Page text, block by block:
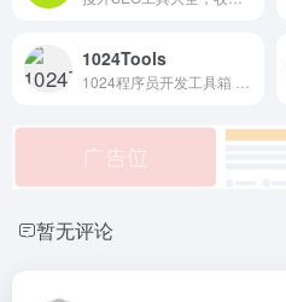
1024Tools
暂无评论